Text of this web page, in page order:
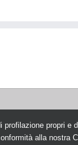
propri e
alla nostra